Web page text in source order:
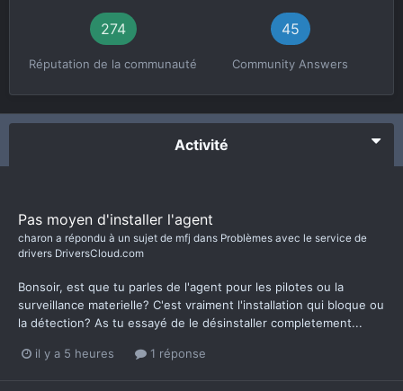
274
Réputation de la communauté
45
Community Answers
Activité
Pas moyen d'installer l'agent
charon a répondu à un sujet de mfj dans Problèmes avec le service de
drivers DriversCloud.com
Bonsoir, est que tu parles de l'agent pour les pilotes ou la
surveillance materielle? C'est vraiment l'installation qui bloque ou
la détection? As tu essayé de le désinstaller completement...
il y a 5 heures 1 réponse